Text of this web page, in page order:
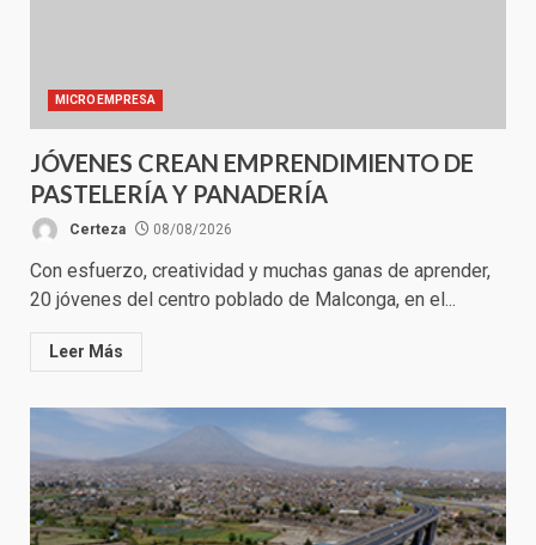
MICROEMPRESA
JÓVENES CREAN EMPRENDIMIENTO DE
PASTELERÍA Y PANADERÍA
Certeza 08/08/2026
Con esfuerzo, creatividad y muchas ganas de aprender,
20 jóvenes del centro poblado de Malconga, en el...
Leer Más